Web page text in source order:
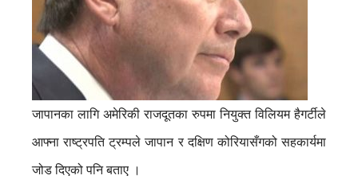
जापानका लागि अमेरिकी राजदूतका रुपमा नियुक्त विलियम हैगर्टीले
आफ्ना राष्ट्रपति ट्रम्पले जापान र दक्षिण कोरियासँगको सहकार्यमा
जोड दिएको पनि बताए ।